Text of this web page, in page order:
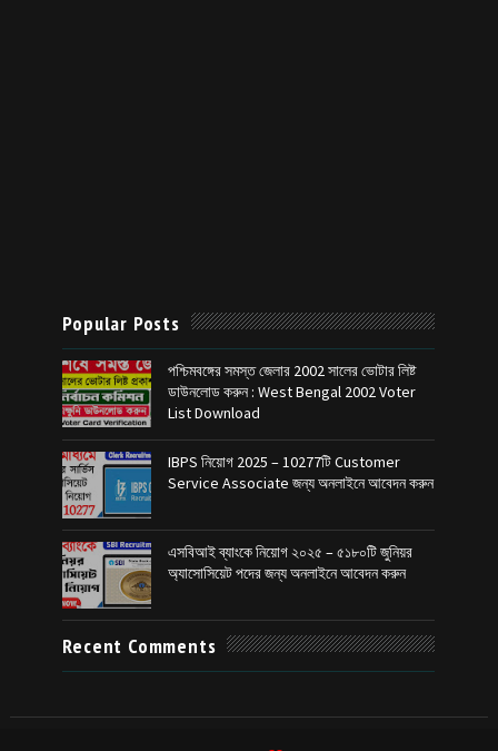
Popular Posts
পশ্চিমবঙ্গের সমস্ত জেলার 2002 সালের ভোটার লিষ্ট
ডাউনলোড করুন : West Bengal 2002 Voter
List Download
IBPS নিয়োগ 2025 – 10277টি Customer
Service Associate জন্য অনলাইনে আবেদন করুন
এসবিআই ব্যাংকে নিয়োগ ২০২৫ – ৫১৮০টি জুনিয়র
অ্যাসোসিয়েট পদের জন্য অনলাইনে আবেদন করুন
Recent Comments